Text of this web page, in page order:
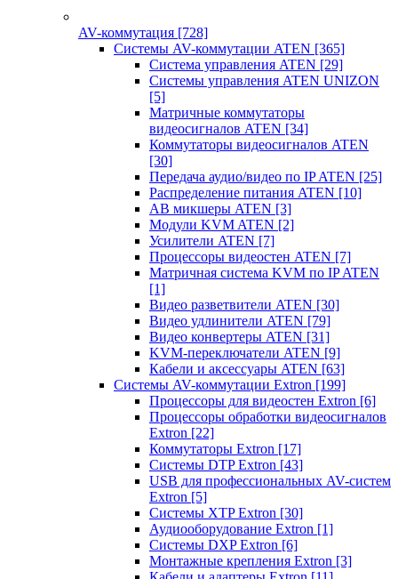
AV-коммутация [728]
Системы AV-коммутации ATEN [365]
Система управления ATEN [29]
Системы управления ATEN UNIZON
[5]
Матричные коммутаторы
видеосигналов ATEN [34]
Коммутаторы видеосигналов ATEN
[30]
Передача аудио/видео по IP ATEN [25]
Распределение питания ATEN [10]
АВ микшеры ATEN [3]
Модули KVM ATEN [2]
Усилители ATEN [7]
Процессоры видеостен ATEN [7]
Матричная система KVM по IP ATEN
[1]
Видео разветвители ATEN [30]
Видео удлинители ATEN [79]
Видео конвертеры ATEN [31]
KVM-переключатели ATEN [9]
Кабели и аксессуары ATEN [63]
Системы AV-коммутации Extron [199]
Процессоры для видеостен Extron [6]
Процессоры обработки видеосигналов
Extron [22]
Коммутаторы Extron [17]
Системы DTP Extron [43]
USB для профессиональных AV-систем
Extron [5]
Системы XTP Extron [30]
Аудиооборудование Extron [1]
Системы DXP Extron [6]
Монтажные крепления Extron [3]